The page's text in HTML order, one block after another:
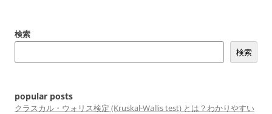
ゲ
ン
検索
検索
popular posts
クラスカル・ウォリス検定 (Kruskal-Wallis test) とは？わかりやすい